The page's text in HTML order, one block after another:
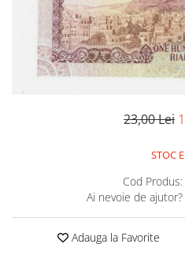
Monede Asia
Monede Australia si Oceania
Monede Euro, Eurocenti
Monede Europa
Bancnote
Albume cu folii pentru stocare
Folii pentru stocare bancnote, la
23,00 Lei
STOC
Cod Produs:
Ai nevoie de ajutor?
Adauga la Favorite